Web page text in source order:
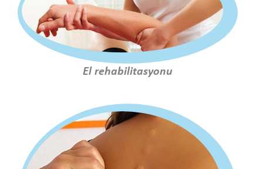
El rehabilitasyonu